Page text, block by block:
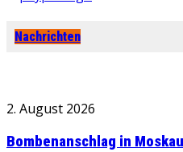
Nachrichten
2. August 2026
Bombenanschlag in